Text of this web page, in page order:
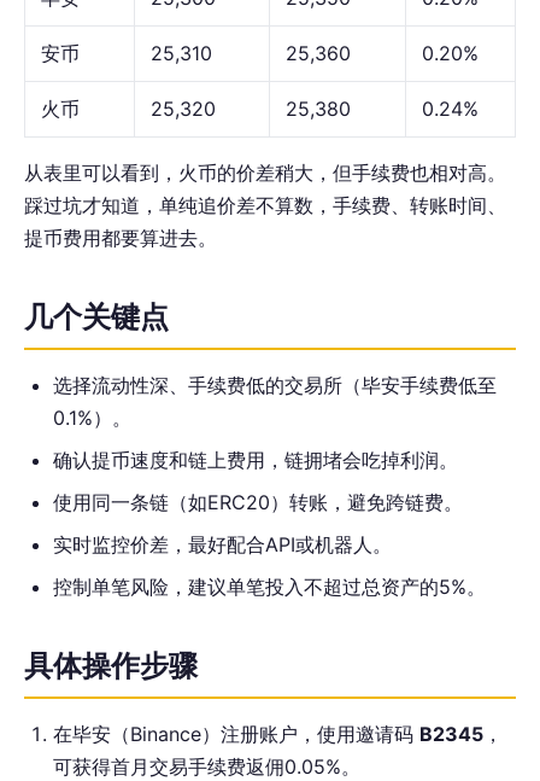
安币 25,310 25,360 0.20%
火币 25,320 25,380 0.24%
从表里可以看到，火币的价差稍大，但手续费也相对高。
踩过坑才知道，单纯追价差不算数，手续费、转账时间、
提币费用都要算进去。
几个关键点
选择流动性深、手续费低的交易所（毕安手续费低至
0.1%）。
确认提币速度和链上费用，链拥堵会吃掉利润。
使用同一条链（如ERC20）转账，避免跨链费。
实时监控价差，最好配合API或机器人。
控制单笔风险，建议单笔投入不超过总资产的5%。
具体操作步骤
在毕安（Binance）注册账户，使用邀请码 B2345 ，
可获得首月交易手续费返佣0.05%。